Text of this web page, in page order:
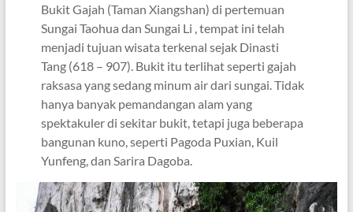
Bukit Gajah (Taman Xiangshan) di pertemuan
Sungai Taohua dan Sungai Li , tempat ini telah
menjadi tujuan wisata terkenal sejak Dinasti
Tang (618 – 907). Bukit itu terlihat seperti gajah
raksasa yang sedang minum air dari sungai. Tidak
hanya banyak pemandangan alam yang
spektakuler di sekitar bukit, tetapi juga beberapa
bangunan kuno, seperti Pagoda Puxian, Kuil
Yunfeng, dan Sarira Dagoba.